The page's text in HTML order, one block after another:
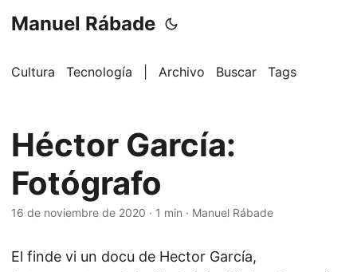
Manuel Rábade
Cultura Tecnología Archivo Buscar Tags
Héctor García:
Fotógrafo
16 de noviembre de 2020 · 1 min · Manuel Rábade
El finde vi un docu de Hector García,